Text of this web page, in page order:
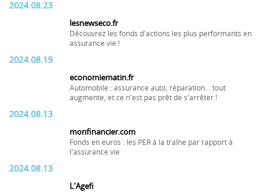
2024.08.23
lesnewseco.fr
Découvrez les fonds d'actions les plus performants en
assurance vie !
2024.08.19
economiematin.fr
Automobile : assurance auto, réparation... tout
augmente, et ce n'est pas prêt de s'arrêter !
2024.08.13
monfinancier.com
Fonds en euros : les PER à la traîne par rapport à
l'assurance vie
2024.08.13
L'Agefi